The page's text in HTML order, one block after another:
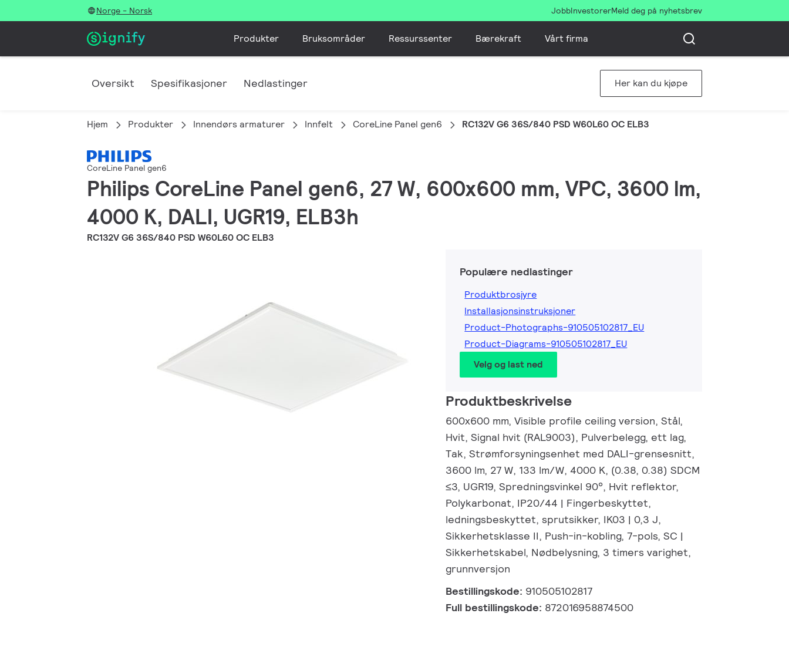
Norge - Norsk JobbInvestorerMeld deg på nyhetsbrev
Produkter Bruksområder Ressurssenter Bærekraft Vårt firma
Oversikt Spesifikasjoner Nedlastinger Her kan du kjøpe
Hjem Produkter Innendørs armaturer Innfelt CoreLine Panel gen6 RC132V G6 36S/840 PSD W60L60 OC ELB3
CoreLine Panel gen6
Philips CoreLine Panel gen6, 27 W, 600x600 mm, VPC, 3600 lm,
4000 K, DALI, UGR19, ELB3h
RC132V G6 36S/840 PSD W60L60 OC ELB3
Populære nedlastinger
Produktbrosjyre
Installasjonsinstruksjoner
Product-Photographs-910505102817_EU
Product-Diagrams-910505102817_EU
Velg og last ned
Produktbeskrivelse
600x600 mm, Visible profile ceiling version, Stål,
Hvit, Signal hvit (RAL9003), Pulverbelegg, ett lag,
Tak, Strømforsyningsenhet med DALI-grensesnitt,
3600 lm, 27 W, 133 lm/W, 4000 K, (0.38, 0.38) SDCM
≤3, UGR19, Spredningsvinkel 90°, Hvit reflektor,
Polykarbonat, IP20/44 | Fingerbeskyttet,
ledningsbeskyttet, sprutsikker, IK03 | 0,3 J,
Sikkerhetsklasse II, Push-in-kobling, 7-pols, SC |
Sikkerhetskabel, Nødbelysning, 3 timers varighet,
grunnversjon
Bestillingskode: 910505102817
Full bestillingskode: 872016958874500